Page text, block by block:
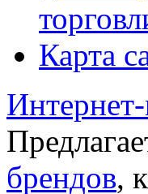
Карта
брендов,